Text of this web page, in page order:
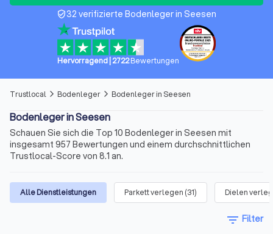
verified_user32 verifizierte Bodenleger in Seesen
Hervorragend| 2722 Bewertungen
Trustlocal arrow_forward_ios Bodenleger arrow_forward_ios Bodenleger in Seesen
Bodenleger in Seesen
Schauen Sie sich die Top 10 Bodenleger in Seesen mit
insgesamt 957 Bewertungen und einem durchschnittlichen
Trustlocal-Score von 8.1 an.
Alle Dienstleistungen Parkett verlegen (31) Dielen
filter_list Filter